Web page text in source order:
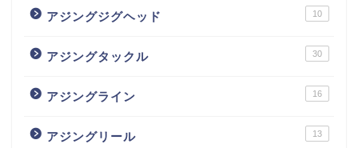
アジングジグヘッド 10
アジングタックル 30
アジングライン 16
アジングリール 13